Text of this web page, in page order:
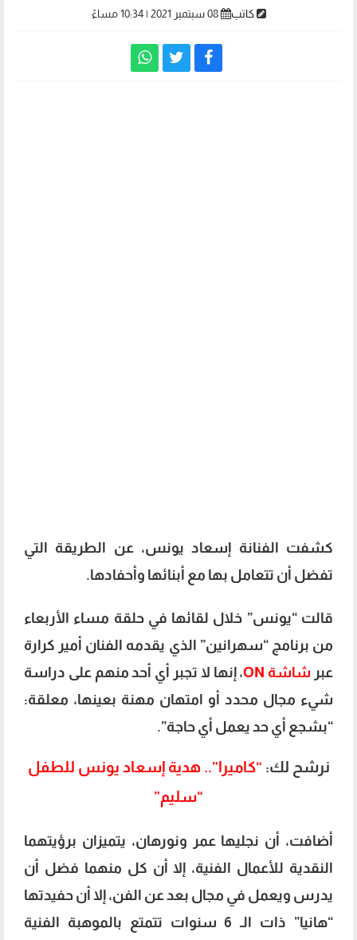
كاتب 08 سبتمبر 2021 | 10:34 مساءً
كشفت الفنانة إسعاد يونس، عن الطريقة التي
تفضل أن تتعامل بها مع أبنائها وأحفادها.
قالت “يونس” خلال لقائها في حلقة مساء الأربعاء
من برنامج “سهرانين” الذي يقدمه الفنان أمير كرارة
عبر شاشة ON
، إنها لا تجبر أي أحد منهم على دراسة
شيء مجال محدد أو امتهان مهنة بعينها، معلقة:
“بشجع أي حد يعمل أي حاجة”.
نرشح لك: “كاميرا”.. هدية إسعاد يونس للطفل
“سليم”
أضافت، أن نجليها عمر ونورهان، يتميزان برؤيتهما
النقدية للأعمال الفنية، إلا أن كل منهما فضل أن
يدرس ويعمل في مجال بعد عن الفن، إلا أن حفيدتها
“هانيا” ذات الـ 6 سنوات تتمتع بالموهبة الفنية